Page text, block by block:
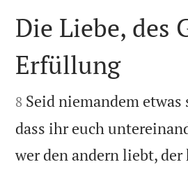

Die Liebe, des
Erfüllung

8 Seid niemandem
dass ihr euch
wer den andern liebt, der